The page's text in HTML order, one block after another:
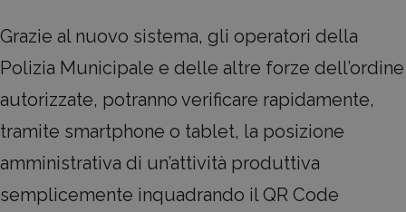
Grazie al nuovo sistema, gli operatori della
Polizia Municipale e delle altre forze dell’ordine
autorizzate, potranno verificare rapidamente,
tramite smartphone o tablet, la posizione
amministrativa di un’attività produttiva
semplicemente inquadrando il QR Code